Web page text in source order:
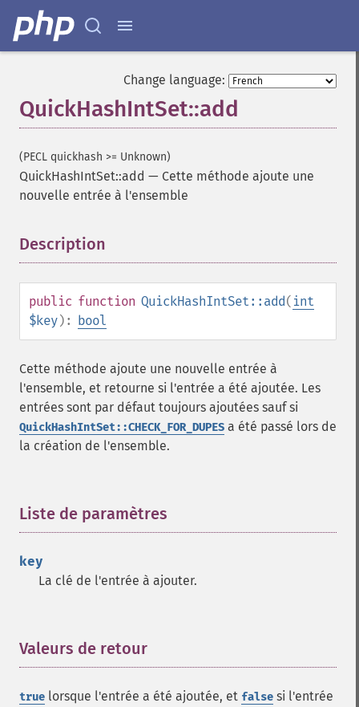
Change language:
QuickHashIntSet::add
(PECL quickhash >= Unknown)
QuickHashIntSet::add — Cette méthode ajoute une
nouvelle entrée à l'ensemble
Description
public function QuickHashIntSet::add( int
$key): bool
Cette méthode ajoute une nouvelle entrée à
l'ensemble, et retourne si l'entrée a été ajoutée. Les
entrées sont par défaut toujours ajoutées sauf si
QuickHashIntSet::CHECK_FOR_DUPES a été passé lors de
la création de l'ensemble.
Liste de paramètres
key
La clé de l'entrée à ajouter.
Valeurs de retour
true lorsque l'entrée a été ajoutée, et false si l'entrée